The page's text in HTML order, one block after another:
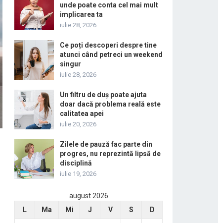
unde poate conta cel mai mult
implicarea ta
iulie 28, 2026
Ce poți descoperi despre tine
atunci când petreci un weekend
singur
iulie 28, 2026
Un filtru de duș poate ajuta
doar dacă problema reală este
calitatea apei
iulie 20, 2026
Zilele de pauză fac parte din
progres, nu reprezintă lipsă de
disciplină
iulie 19, 2026
august 2026
L
Ma Mi J V S D